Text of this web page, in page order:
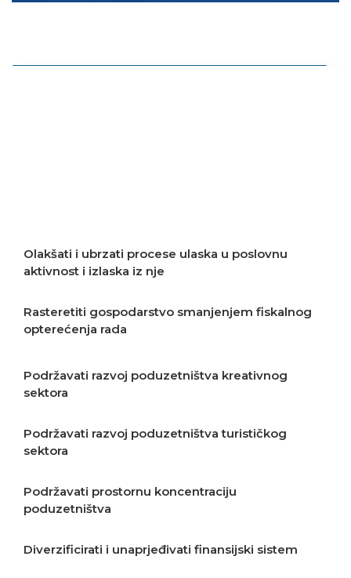
Olakšati i ubrzati procese ulaska u poslovnu
aktivnost i izlaska iz nje
Rasteretiti gospodarstvo smanjenjem fiskalnog
opterećenja rada
Podržavati razvoj poduzetništva kreativnog
sektora
Podržavati razvoj poduzetništva turističkog
sektora
Podržavati prostornu koncentraciju
poduzetništva
Diverzificirati i unaprjeđivati finansijski sistem